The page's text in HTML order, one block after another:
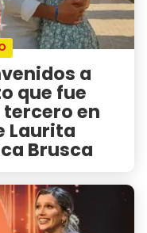
a
que fue
tercero en
Laurita
Brusca